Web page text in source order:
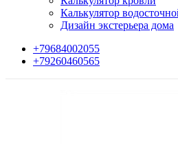
Калькулятор
Дизайн экстерьера дома
+79684002055
+79260460565